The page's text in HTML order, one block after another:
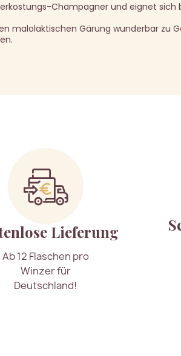
Champagner und eignet sich
malolaktischen Gärung wunderbar zu
Lieferung
Ab 12 Flaschen pro
Winzer für
Deutschland!